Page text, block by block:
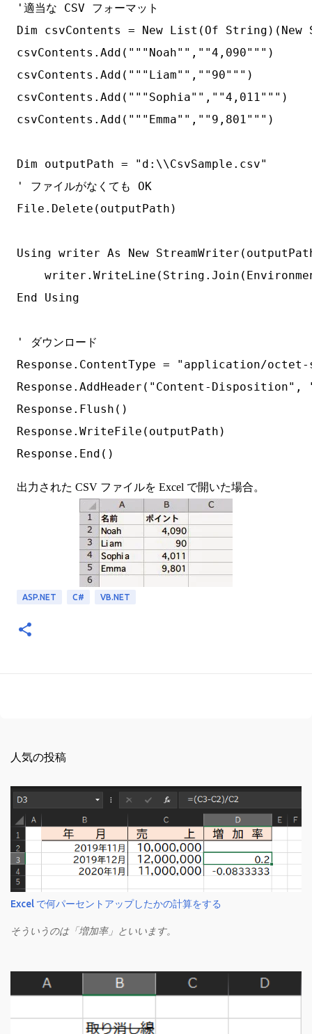
'適当な CSV フォーマット
Dim csvContents = New List(Of String)(New
csvContents.Add("""Noah"",""4,090""")
csvContents.Add("""Liam"",""90""")
csvContents.Add("""Sophia"",""4,011""")
csvContents.Add("""Emma"",""9,801""")
Dim outputPath = "d:\\CsvSample.csv"
' ファイルがなくても OK
File.Delete(outputPath)
Using writer As New
End Using
' ダウンロード
Response.ContentType = "application/octet-
Response.AddHeader("Content-
Response.Flush()
Response.WriteFile(outputPath)
出力された CSV ファイルを Excel で開いた場合。
ASP.NET C# VB.NET
人気の投稿
Excel で何パーセントアップしたかの計算をする
そういうのは「増加率」といいます。